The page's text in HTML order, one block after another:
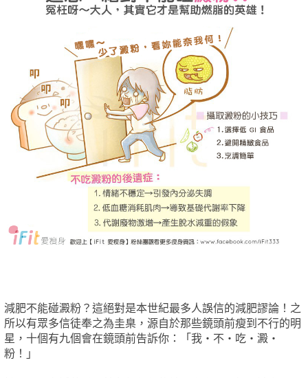
減肥不能碰澱粉？這絕對是本世紀最多人誤信的減肥謬論！之
所以有眾多信徒奉之為圭臬，源自於那些鏡頭前瘦到不行的明
星，十個有九個會在鏡頭前告訴你：「我‧不‧吃‧澱‧
粉！」